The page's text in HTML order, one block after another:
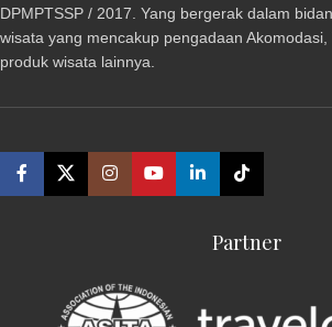
DPMPTSSP / 2017. Yang bergerak dalam
wisata yang mencakup pengadaan
produk wisata lainnya.
Partner